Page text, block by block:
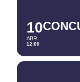
10
ABR
12:00